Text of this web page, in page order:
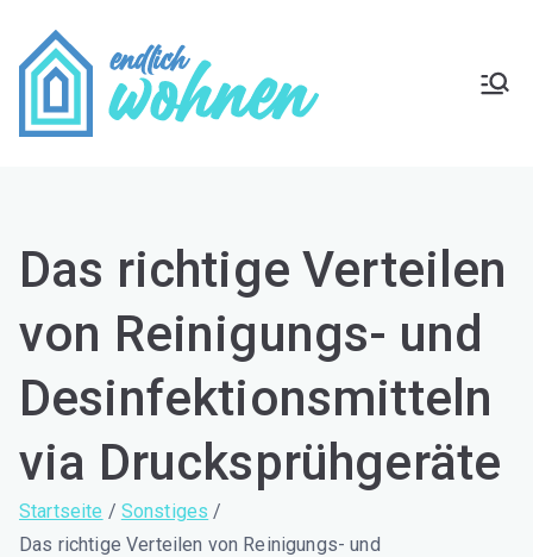
Inhalt
springen
Zuhause wohlfühlen
Das richtige Verteilen
von Reinigungs- und
Desinfektionsmitteln
via Drucksprühgeräte
Startseite
Sonstiges
Das richtige Verteilen von Reinigungs- und